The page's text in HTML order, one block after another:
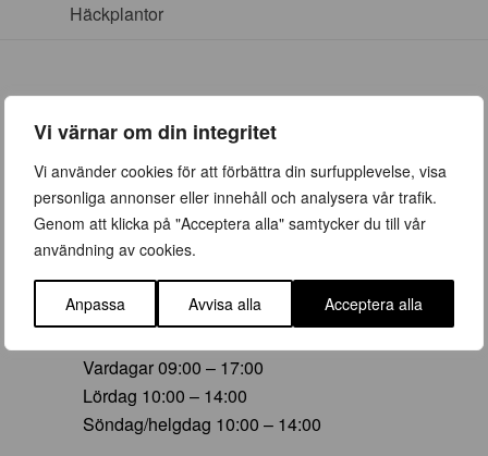
Vi värnar om din integritet
Vi använder cookies för att förbättra din surfupplevelse, visa
personliga annonser eller innehåll och analysera vår trafik.
Genom att klicka på "Acceptera alla" samtycker du till vår
användning av cookies.
Anpassa Avvisa alla Acceptera alla
Häckplantor
ÖPPETTIDER
Vår (23 mars – 28 juni)
Vardagar 09:00 – 19:00
Lördag 10:00 – 16:00
Söndag/helgdag 10:00 – 16:00
Vardagar 09:00 – 17:00
Lördag 10:00 – 14:00
Söndag/helgdag 10:00 – 14:00